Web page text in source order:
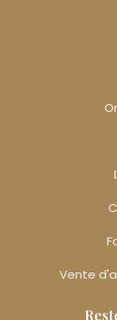
Vente